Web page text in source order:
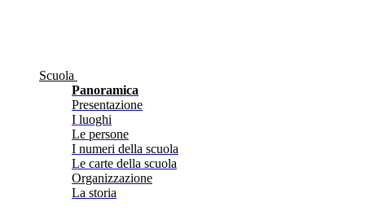
Scuola
Panoramica
Presentazione
I luoghi
Le persone
I numeri della scuola
Le carte della scuola
Organizzazione
La storia